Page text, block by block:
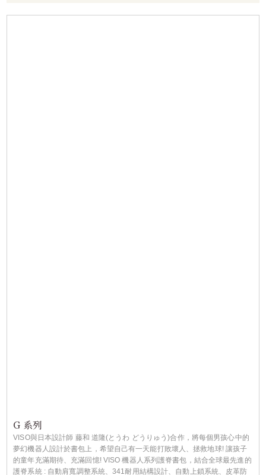
G 系列
VISO與日本設計師 藤和 道隆(とうわ どうりゅう)合作，將每個男孩心中的
夢幻機器人設計於書包上，希望自己有一天能打敗壞人、拯救地球! 讓孩子
的童年充滿期待、充滿回憶! VISO 機器人系列護脊書包，結合全球最先進的
護脊系統 : 自動肩寬調整系統、341耐用結構設計、自動上鎖系統、皮革防